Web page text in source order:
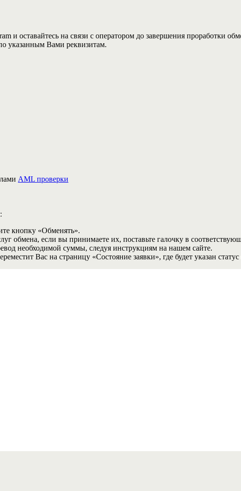
и оставайтесь на связи с оператором до завершения проработки
указанным Вами реквизитам.
AML проверки
кнопку «Обменять».
обмена, если вы принимаете их, поставьте галочку в
необходимой суммы, следуя инструкциям на нашем сайте.
Вас на страницу «Состояние заявки», где будет указан